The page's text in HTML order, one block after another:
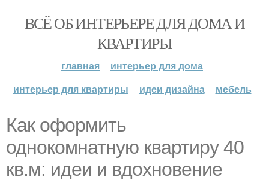
ВСЁ ОБ ИНТЕРЬЕРЕ ДЛЯ ДОМА И
КВАРТИРЫ
главная
интерьер для дома
интерьер для квартиры
идеи дизайна мебель
Как оформить
однокомнатную квартиру 40
кв.м: идеи и вдохновение